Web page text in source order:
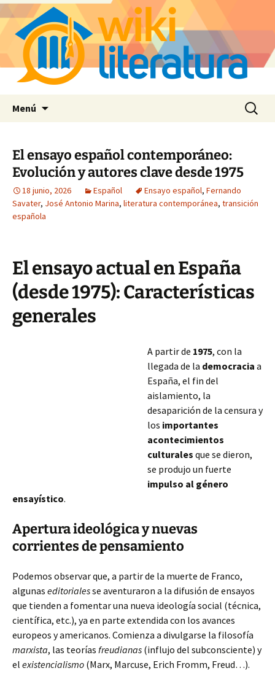
Menú Buscar:
El ensayo español contemporáneo:
Evolución y autores clave desde 1975
18 junio, 2026 Español Ensayo español, Fernando
Savater, José Antonio Marina, literatura contemporánea, transición
española
El ensayo actual en España
(desde 1975): Características
generales
A partir de 1975, con la
llegada de la democracia a
España, el fin del
aislamiento, la
desaparición de la censura y
los importantes
acontecimientos
culturales que se dieron,
se produjo un fuerte
impulso al género
ensayístico.
Apertura ideológica y nuevas
corrientes de pensamiento
Podemos observar que, a partir de la muerte de Franco,
algunas editorialesse aventuraron a la difusión de ensayos
que tienden a fomentar una nueva ideología social (técnica,
científica, etc.), ya en parte extendida con los avances
europeos y americanos. Comienza a divulgarse la filosofía
marxista, las teorías freudianas (influjo del subconsciente) y
el existencialismo (Marx, Marcuse, Erich Fromm, Freud…).